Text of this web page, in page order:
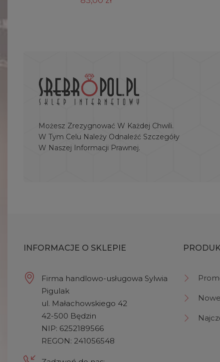
Możesz Zrezygnować W Każdej Chwili.
W Tym Celu Należy Odnaleźć Szczegóły
W Naszej Informacji Prawnej.
INFORMACJE O SKLEPIE
Firma handlowo-usługowa Sylwia
Pigulak
ul. Małachowskiego 42
42-500 Będzin
NIP: 6252189566
REGON: 241056548